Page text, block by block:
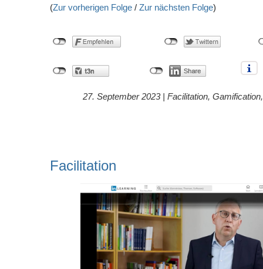
(Zur vorherigen Folge / Zur nächsten Folge)
27. September 2023 | Facilitation, Gamification
Facilitation